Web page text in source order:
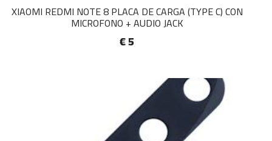
XIAOMI REDMI NOTE 8 PLACA DE CARGA (TYPE C) CON
MICROFONO + AUDIO JACK
€ 5